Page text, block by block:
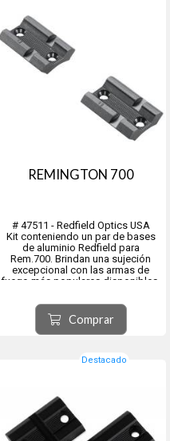
REMINGTON 700
# 47511 - Redfield Optics USA
Kit conteniendo un par de bases
de aluminio Redfield para
Rem.700. Brindan una sujeción
excepcional con las armas de
fuego más populares disponibles.
calidad aeronáutica según
estándares precisos para resistir
un retroceso abusivo sin...
Comprar
Destacado